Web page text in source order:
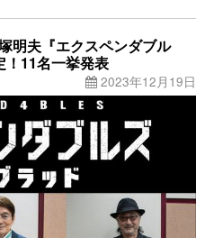
明夫『エクスペンダブル
！11名一挙発表
2023年12月19日